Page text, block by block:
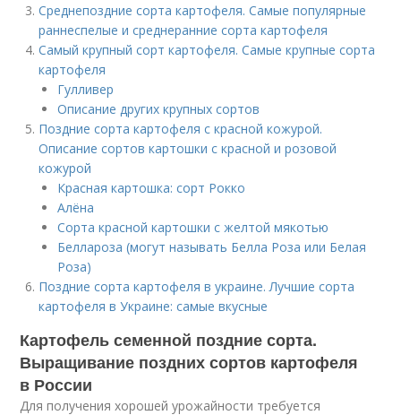
Среднепоздние сорта картофеля. Cамые популярные
раннеспелые и среднеранние сорта картофеля
Самый крупный сорт картофеля. Самые крупные сорта
картофеля
Гулливер
Описание других крупных сортов
Поздние сорта картофеля с красной кожурой.
Описание сортов картошки с красной и розовой
кожурой
Красная картошка: сорт Рокко
Алёна
Сорта красной картошки с желтой мякотью
Беллароза (могут называть Белла Роза или Белая
Роза)
Поздние сорта картофеля в украине. Лучшие сорта
картофеля в Украине: самые вкусные
Картофель семенной поздние сорта.
Выращивание поздних сортов картофеля
в России
Для получения хорошей урожайности требуется